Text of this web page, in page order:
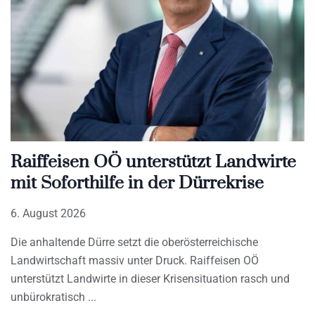
Raiffeisen OÖ unterstützt Landwirte
mit Soforthilfe in der Dürrekrise
6. August 2026
Die anhaltende Dürre setzt die oberösterreichische
Landwirtschaft massiv unter Druck. Raiffeisen OÖ
unterstützt Landwirte in dieser Krisensituation rasch und
unbürokratisch